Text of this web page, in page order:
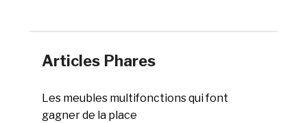
Articles Phares
Les meubles multifonctions qui font
gagner de la place